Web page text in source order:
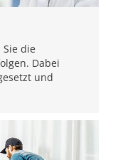
die
Dabei
und